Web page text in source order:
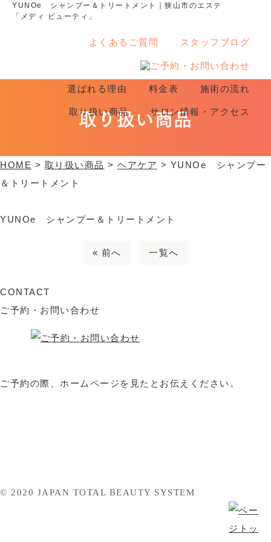
YUNOe シャンプー＆トリートメント｜狭山市のエステ
「メディ ビューティ」
よくあるご質問 スタッフブログ
選ばれる理由 料金表 施術の流れ
取り扱い商品 サロン情報・アクセス
取り扱い商品
HOME > 取り扱い商品 > ヘアケア > YUNOe シャンプー
＆トリートメント
YUNOe シャンプー＆トリートメント
« 前へ 一覧へ
CONTACT
ご予約・お問い合わせ
ご予約の際、ホームページを見たとお伝えください。
© 2020 JAPAN TOTAL BEAUTY SYSTEM